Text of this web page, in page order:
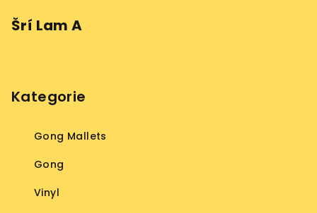
Šrí Lam A
Kategorie
Gong Mallets
Gong
Vinyl